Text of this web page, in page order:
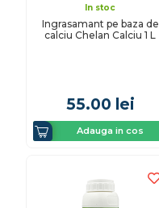
In stoc
Ingrasamant pe baza de
calciu Chelan Calciu 1 L
55.00 lei
Adauga in cos